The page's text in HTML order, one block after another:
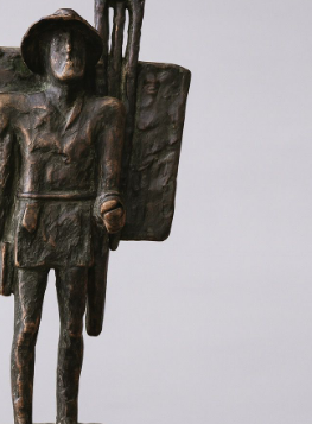
HÍREINK
RÓLUNK
EN
DE